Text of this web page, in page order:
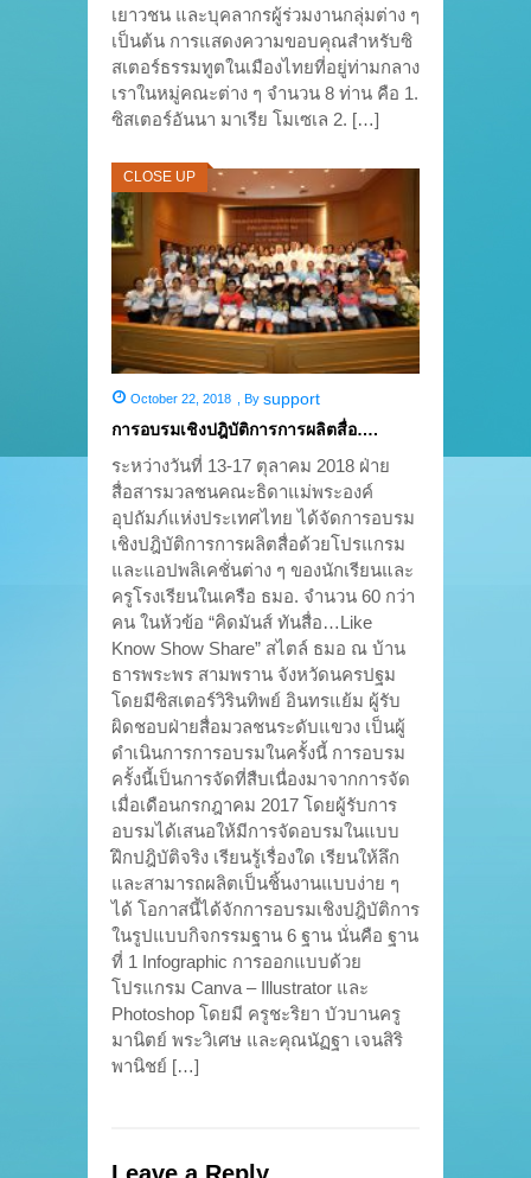
เยาวชน และบุคลากรผู้ร่วมงานกลุ่มต่าง ๆ
เป็นต้น การแสดงความขอบคุณสำหรับซิ
สเตอร์ธรรมทูตในเมืองไทยที่อยู่ท่ามกลาง
เราในหมู่คณะต่าง ๆ จำนวน 8 ท่าน คือ 1.
ซิสเตอร์อันนา มาเรีย โมเซเล 2. […]
CLOSE UP
October 22, 2018 By support
การอบรมเชิงปฎิบัติการการผลิตสื่อ….
ระหว่างวันที่ 13-17 ตุลาคม 2018 ฝ่าย
สื่อสารมวลชนคณะธิดาแม่พระองค์
อุปถัมภ์แห่งประเทศไทย ได้จัดการอบรม
เชิงปฎิบัติการการผลิตสื่อด้วยโปรแกรม
และแอปพลิเคชั่นต่าง ๆ ของนักเรียนและ
ครูโรงเรียนในเครือ ธมอ. จำนวน 60 กว่า
คน ในห้วข้อ “คิดมันส์ ทันสื่อ…Like
Know Show Share” สไตล์ ธมอ ณ บ้าน
ธารพระพร สามพราน จังหวัดนครปฐม
โดยมีซิสเตอร์วิรินทิพย์ อินทรแย้ม ผู้รับ
ผิดชอบฝ่ายสื่อมวลชนระดับแขวง เป็นผู้
ดำเนินการการอบรมในครั้งนี้ การอบรม
ครั้งนี้เป็นการจัดที่สืบเนื่องมาจากการจัด
เมื่อเดือนกรกฎาคม 2017 โดยผู้รับการ
อบรมได้เสนอให้มีการจัดอบรมในแบบ
ฝึกปฎิบัติจริง เรียนรู้เรื่องใด เรียนให้ลึก
และสามารถผลิตเป็นชิ้นงานแบบง่าย ๆ
ได้ โอกาสนี้ได้จักการอบรมเชิงปฎิบัติการ
ในรูปแบบกิจกรรมฐาน 6 ฐาน นั่นคือ ฐาน
ที่ 1 Infographic การออกแบบด้วย
โปรแกรม Canva – Illustrator และ
Photoshop โดยมี ครูชะริยา บัวบานครู
มานิตย์ พระวิเศษ และคุณนัฏฐา เจนสิริ
พานิชย์ […]